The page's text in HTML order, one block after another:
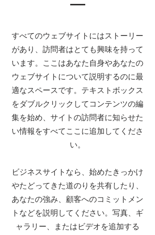
すべてのウェブサイトにはストーリー
があり、訪問者はとても興味を持って
います。ここはあなた自身やあなたの
ウェブサイトについて説明するのに最
適なスペースです。テキストボックス
をダブルクリックしてコンテンツの編
集を始め、サイトの訪問者に知らせた
い情報をすべてここに追加してくださ
い。
ビジネスサイトなら、始めたきっかけ
やたどってきた道のりを共有したり、
あなたの強み、顧客へのコミットメン
トなどを説明してください。写真、ギ
ャラリー、またはビデオを追加する